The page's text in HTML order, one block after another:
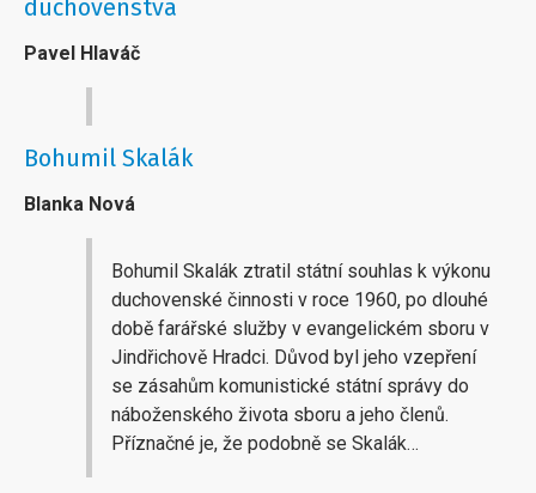
duchovenstva
Pavel Hlaváč
Bohumil Skalák
Blanka Nová
Bohumil Skalák ztratil státní souhlas k výkonu
duchovenské činnosti v roce 1960, po dlouhé
době farářské služby v evangelickém sboru v
Jindřichově Hradci. Důvod byl jeho vzepření
se zásahům komunistické státní správy do
náboženského života sboru a jeho členů.
Příznačné je, že podobně se Skalák…